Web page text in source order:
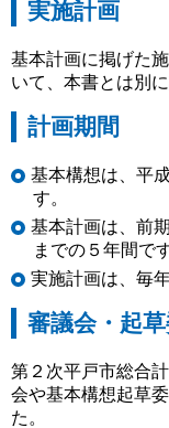
実施計画
基本計画に掲げた
いて、本書とは別
計画期間
基本構想は、平
す。
基本計画は、前
までの５年間です
実施計画は、毎
審議会・起
第２次平戸市総合
会や基本構想起草
た。